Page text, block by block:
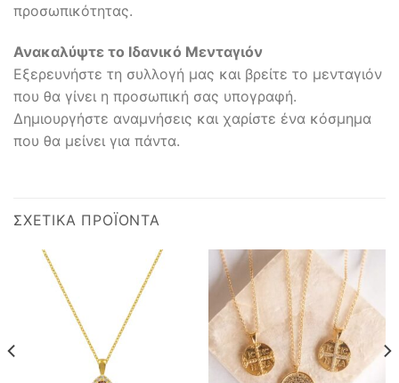
προσωπικότητας.
Ανακαλύψτε το Ιδανικό Μενταγιόν
Εξερευνήστε τη συλλογή μας και βρείτε το μενταγιόν
που θα γίνει η προσωπική σας υπογραφή.
Δημιουργήστε αναμνήσεις και χαρίστε ένα κόσμημα
που θα μείνει για πάντα.
ΣΧΕΤΙΚΆ ΠΡΟΪΌΝΤΑ